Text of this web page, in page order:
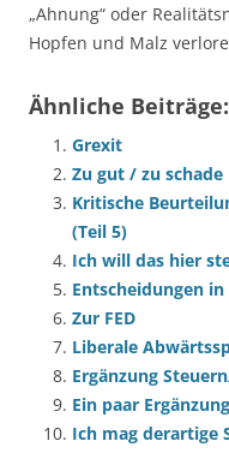
„Ahnung“ oder
Hopfen und Malz
Ähnliche Beiträge:
Grexit
Zu gut / zu schade
Kritische
(Teil 5)
Ich will das hier
Entscheidungen in
Zur FED
Liberale
Ergänzung
Ein paar
Ich mag derartige